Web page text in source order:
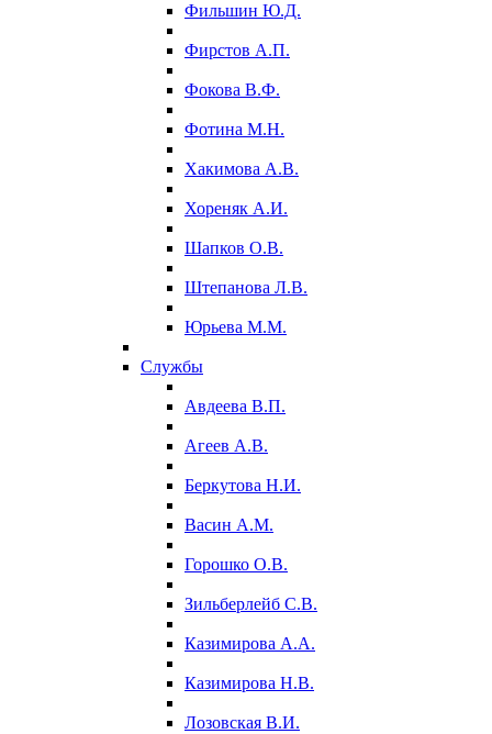
Фильшин Ю.Д.
Фирстов А.П.
Фокова В.Ф.
Фотина М.Н.
Хакимова А.В.
Хореняк А.И.
Шапков О.В.
Штепанова Л.В.
Юрьева М.М.
Службы
Авдеева В.П.
Агеев А.В.
Беркутова Н.И.
Васин А.М.
Горошко О.В.
Зильберлейб С.В.
Казимирова А.А.
Казимирова Н.В.
Лозовская В.И.